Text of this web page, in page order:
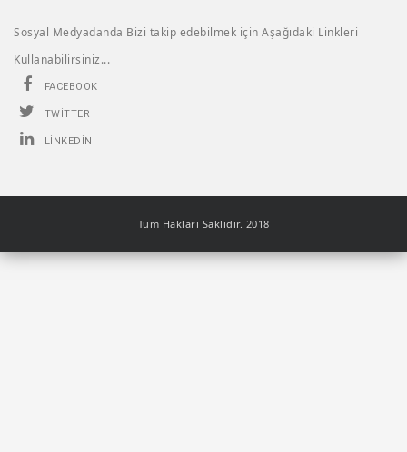
Sosyal Medyadanda Bizi takip edebilmek için Aşağıdaki Linkleri
Kullanabilirsiniz...
FACEBOOK
TWITTER
LINKEDIN
Tüm Hakları Saklıdır. 2018